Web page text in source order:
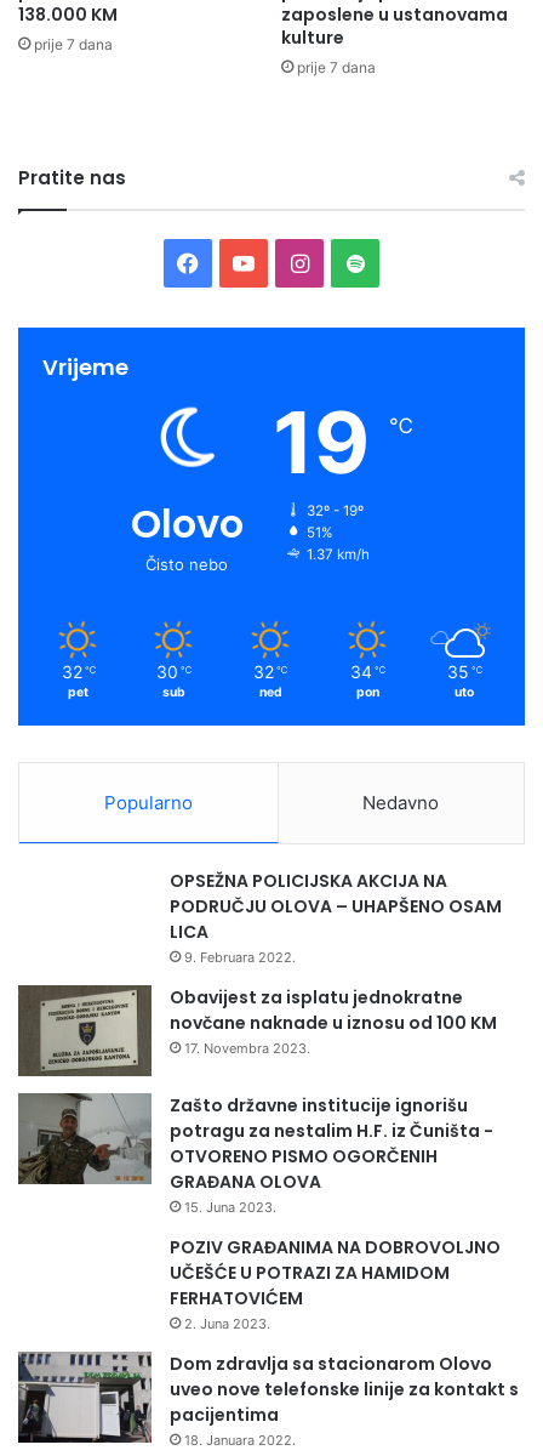
138.000 KM
prije 7 dana
zaposlene u ustanovama
kulture
prije 7 dana
Pratite nas
Facebook
YouTubeInstagram
Spotify
Vrijeme
Olovo
Čisto nebo
19 ℃
32º - 19º
51%
1.37 km/h
32 ℃
pet
30 ℃
sub
32 ℃
ned
34 ℃
pon
35 ℃
uto
Popularno Nedavno
OPSEŽNA POLICIJSKA AKCIJA NA
PODRUČJU OLOVA – UHAPŠENO OSAM
LICA
9. Februara 2022.
Obavijest za isplatu jednokratne
novčane naknade u iznosu od 100 KM
17. Novembra 2023.
Zašto državne institucije ignorišu
potragu za nestalim H.F. iz Čuništa -
OTVORENO PISMO OGORČENIH
GRAĐANA OLOVA
15. Juna 2023.
POZIV GRAĐANIMA NA DOBROVOLJNO
UČEŠĆE U POTRAZI ZA HAMIDOM
FERHATOVIĆEM
2. Juna 2023.
Dom zdravlja sa stacionarom Olovo
uveo nove telefonske linije za kontakt s
pacijentima
18. Januara 2022.